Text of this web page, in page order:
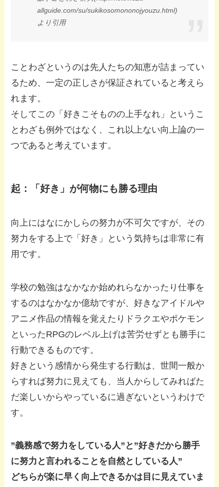
allguide.com/su/sukikosomononojyouzu.html)
より引用
ことわざというのは先人たちの知恵が詰まってい
るため、一定の正しさが保証されていると考えら
れます。
そしてこの「好きこそものの上手なれ」というこ
とわざも例外ではなく、これ以上ない向上論の一
つであると考えています。
起：「好き」が何物にも勝る理由
向上にはなにかしらの努力が不可欠ですが、その
努力をする上で「好き」という気持ちは非常に有
用です。
学校の勉強はなかなか始めれらなかったり仕事を
するのはなかなか億劫ですが、好きなアイドルや
アニメ作品の情報を覚えたりドラクエやポケモン
といったRPGのレベル上げは苦労せずとも勝手に
行動できるものです。
好きという感情から発生する行動は、世間一般か
らすれば努力に見えても、当人からしてみればた
だ楽しいからやっているに過ぎないというわけで
す。
”義務感で努力をしている人”と”好きだから勝手
に努力と言われることを自然としている人”
どちらが楽に早く向上できるかは目に見えていま